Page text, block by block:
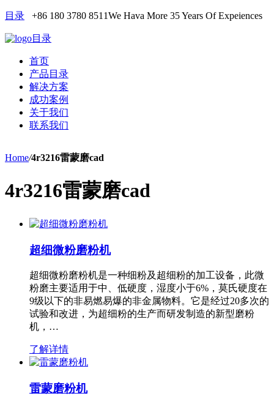
目录 +86 180 3780 8511We Hava More 35 Years Of Expeiences
目录
首页
产品目录
解决方案
成功案例
关于我们
联系我们
Home/4r3216雷蒙磨cad
4r3216雷蒙磨cad
超细微粉磨粉机
超细微粉磨粉机是一种细粉及超细粉的加工设备，此微
粉磨主要适用于中、低硬度，湿度小于6%，莫氏硬度在
9级以下的非易燃易爆的非金属物料。它是经过20多次的
试验和改进，为超细粉的生产而研发制造的新型磨粉
机，…
了解详情
雷蒙磨粉机